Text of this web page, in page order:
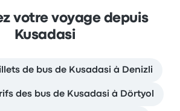
votre voyage depuis
Kusadasi
de bus de Kusadasi à Denizli
des bus de Kusadasi à Dörtyol